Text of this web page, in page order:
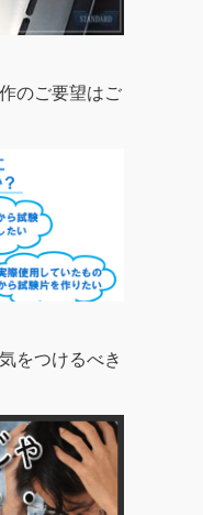
のご要望はご
をつけるべき